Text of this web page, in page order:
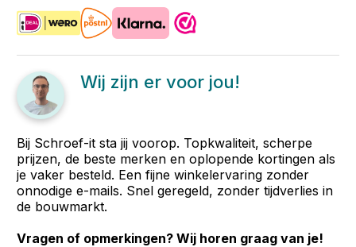
Wij zijn er voor jou!
Bij Schroef-it sta jij voorop. Topkwaliteit, scherpe
prijzen, de beste merken en oplopende kortingen als
je vaker besteld. Een fijne winkelervaring zonder
onnodige e-mails. Snel geregeld, zonder tijdverlies in
de bouwmarkt.
Vragen of opmerkingen? Wij horen graag van je!